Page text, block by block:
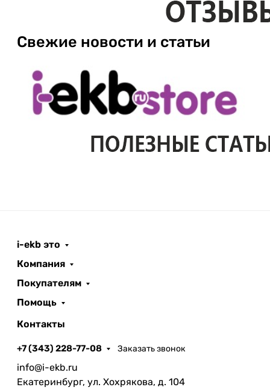
Свежие новости и статьи
i-ekb это
Компания
Покупателям
Помощь
Контакты
+7 (343) 228-77-08 Заказать звонок
info@i-ekb.ru
Екатеринбург, ул. Хохрякова, д. 104